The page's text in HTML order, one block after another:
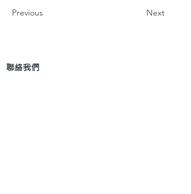
Previous Next
聯絡我們